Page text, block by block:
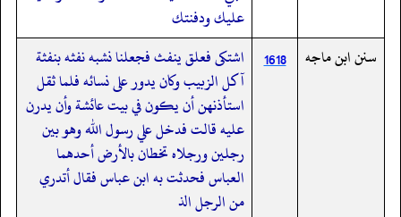
عليك ودفنتك
سنن ابن ماجه
1618
اشتكى فعلق ينفث فجعلنا نشبه نفثه بنفثة
آكل الزبيب وكان يدور على نسائه فلما ثقل
استأذنهن أن يكون في بيت عائشة وأن يدرن
عليه قالت فدخل علي رسول الله وهو بين
رجلين ورجلاه تخطان بالأرض أحدهما
العباس فحدثت به ابن عباس فقال أتدري
من الرجل الذ